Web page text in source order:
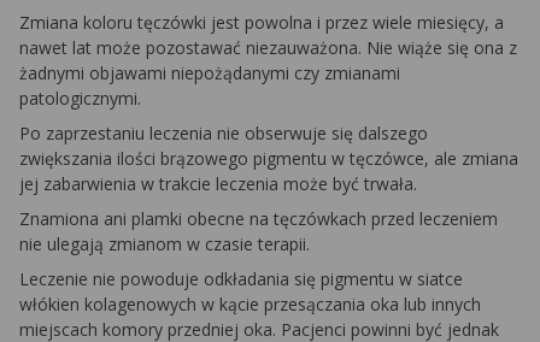
Zmiana koloru tęczówki jest powolna i przez wiele miesięcy, a
nawet lat może pozostawać niezauważona. Nie wiąże się ona z
żadnymi objawami niepożądanymi czy zmianami
patologicznymi.
Po zaprzestaniu leczenia nie obserwuje się dalszego
zwiększania ilości brązowego pigmentu w tęczówce, ale zmiana
jej zabarwienia w trakcie leczenia może być trwała.
Znamiona ani plamki obecne na tęczówkach przed leczeniem
nie ulegają zmianom w czasie terapii.
Leczenie nie powoduje odkładania się pigmentu w siatce
włókien kolagenowych w kącie przesączania oka lub innych
miejscach komory przedniej oka. Pacjenci powinni być jednak